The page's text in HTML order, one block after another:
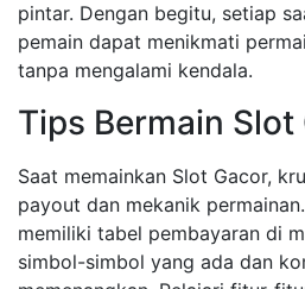
pintar. Dengan begitu, setiap
pemain dapat menikmati
tanpa mengalami kendala.
Tips Bermain Slot
Saat memainkan Slot Gacor,
payout dan mekanik
memiliki tabel pembayaran di
simbol-simbol yang ada dan